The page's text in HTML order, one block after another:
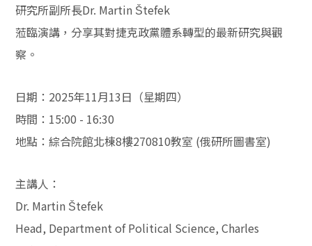
研究所副所長Dr. Martin Štefek
蒞臨演講，分享其對捷克政黨體系轉型的最新研究與觀
察。
日期：2025年11月13日（星期四）
時間：15:00 - 16:30
地點：綜合院館北棟8樓270810教室 (俄研所圖書室)
主講人：
Dr. Martin Štefek
Head, Department of Political Science, Charles